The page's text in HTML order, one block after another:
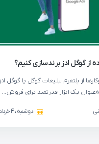
از گوگل ادز برندسازی کنیم؟
از پلتفرم تبلیغات گوگل یا گوگل ادز
دوشنبه ، 4 خرداد 1405